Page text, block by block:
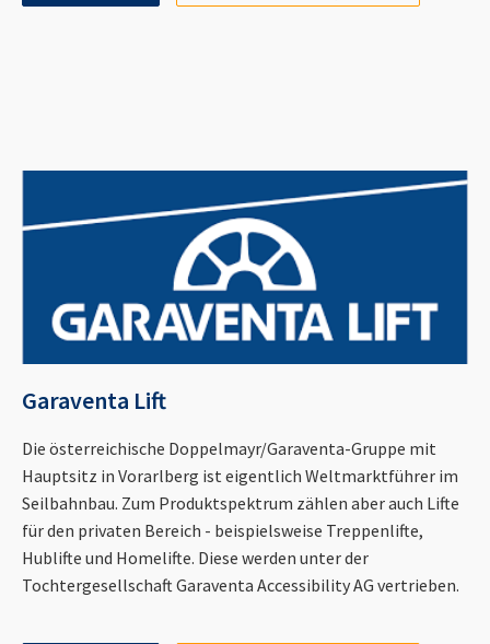
Garaventa Lift
Die österreichische Doppelmayr/Garaventa-Gruppe mit
Hauptsitz in Vorarlberg ist eigentlich Weltmarktführer im
Seilbahnbau. Zum Produktspektrum zählen aber auch Lifte
für den privaten Bereich - beispielsweise Treppenlifte,
Hublifte und Homelifte. Diese werden unter der
Tochtergesellschaft Garaventa Accessibility AG vertrieben.